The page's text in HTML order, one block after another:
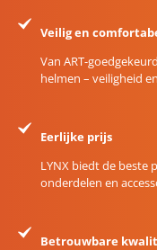
Veilig en
Van ART-
helmen – veiligheid
Eerlijke prijs
LYNX biedt de beste
onderdelen en
Betrouwbare